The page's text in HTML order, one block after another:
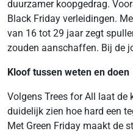
duurzamer koopgedrag.
Black Friday verleidingen.
van 16 tot 29 jaar zegt
zouden aanschaffen. Bij de
Kloof tussen weten en doen
Volgens Trees for All laat de
duidelijk zien hoe hard een
Met Green Friday maakt de